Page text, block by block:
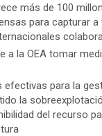
más de 100
para capturar a
a la OEA tomar
para la
la
del recurso